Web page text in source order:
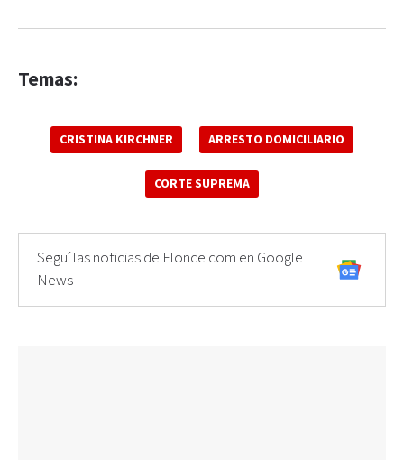
Temas:
CRISTINA KIRCHNER ARRESTO DOMICILIARIO
CORTE SUPREMA
Seguí las noticias de Elonce.com en Google
News